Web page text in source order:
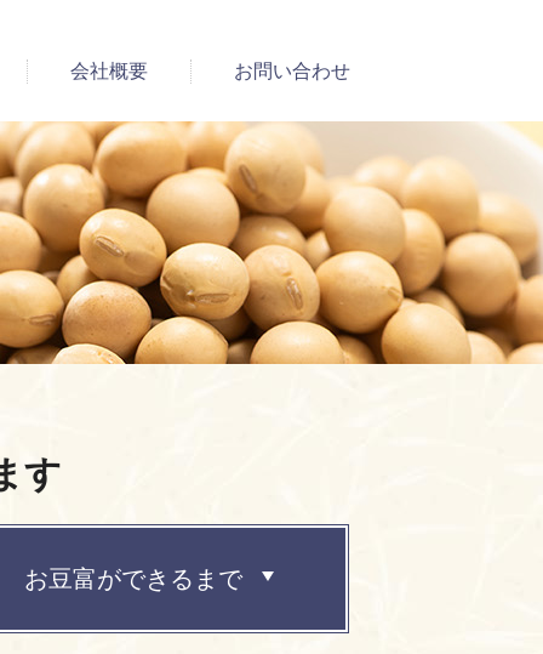
会社概要 お問い合わせ
す
お豆富ができるまで